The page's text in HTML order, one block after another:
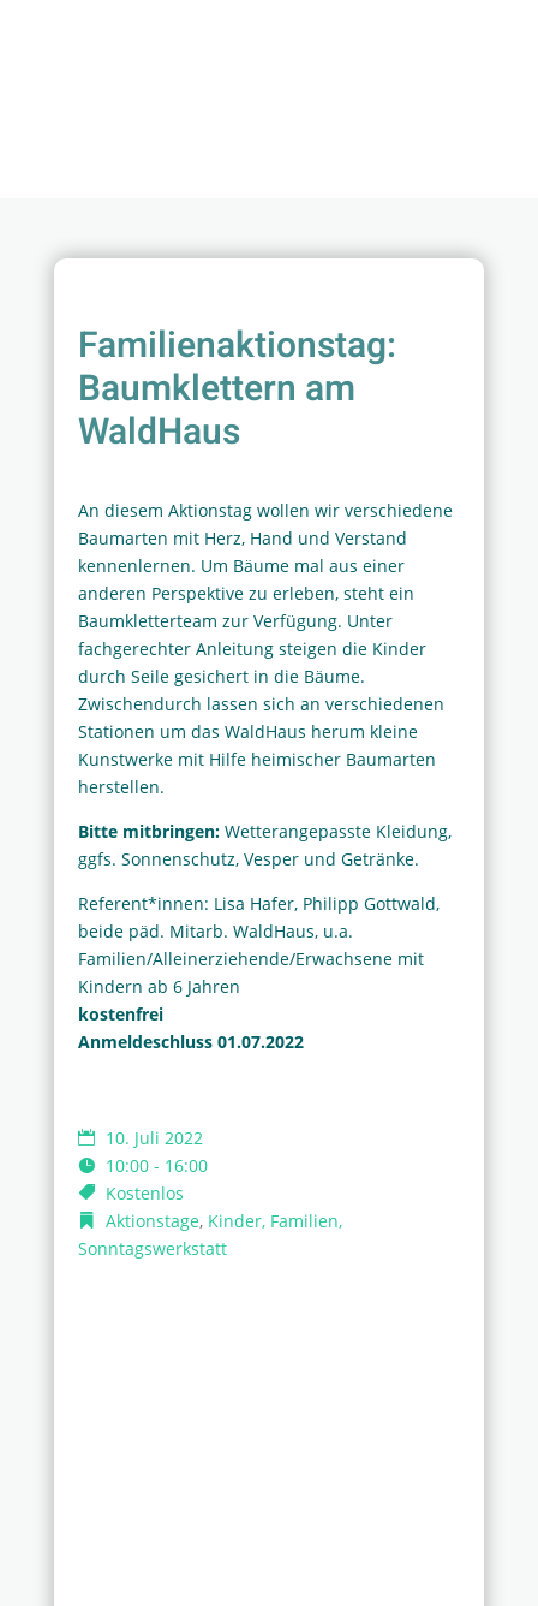
Familienaktionstag:
Baumklettern am
WaldHaus
An diesem Aktionstag wollen wir verschiedene
Baumarten mit Herz, Hand und Verstand
kennenlernen. Um Bäume mal aus einer
anderen Perspektive zu erleben, steht ein
Baumkletterteam zur Verfügung. Unter
fachgerechter Anleitung steigen die Kinder
durch Seile gesichert in die Bäume.
Zwischendurch lassen sich an verschiedenen
Stationen um das WaldHaus herum kleine
Kunstwerke mit Hilfe heimischer Baumarten
herstellen.
Bitte mitbringen:Wetterangepasste Kleidung,
ggfs. Sonnenschutz, Vesper und Getränke.
Referent*innen: Lisa Hafer, Philipp Gottwald,
beide päd. Mitarb. WaldHaus, u.a.
Familien/Alleinerziehende/Erwachsene mit
Kindern ab 6 Jahren
kostenfrei
Anmeldeschluss 01.07.2022
10. Juli 2022
10:00 - 16:00
Kostenlos
Aktionstage, Kinder, Familien,
Sonntagswerkstatt